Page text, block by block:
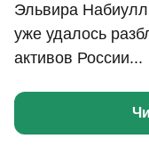
Эльвира
уже удалось
активов России...